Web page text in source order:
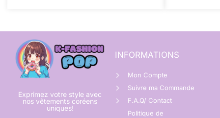
Exprimez votre style avec
nos vêtements coréens
uniques!
INFORMATIONS
Mon Compte
Suivre ma Commande
F.A.Q/ Contact
Politique de